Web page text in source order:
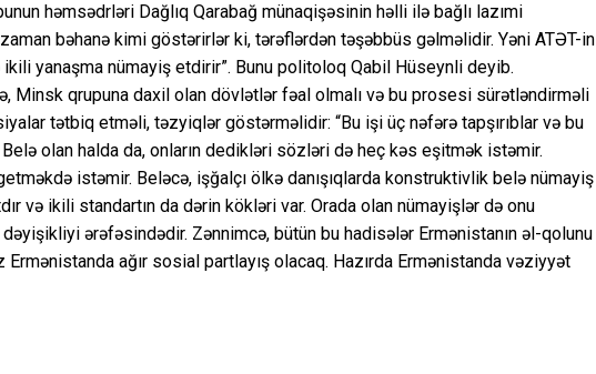
həmsədrləri Dağlıq Qarabağ münaqişəsinin həlli ilə bağlı lazımi
bəhanə kimi göstərirlər ki, tərəflərdən təşəbbüs gəlməlidir. Yəni ATƏT-in
yanaşma nümayiş etdirir”. Bunu politoloq Qabil Hüseynli deyib.
Minsk qrupuna daxil olan dövlətlər fəal olmalı və bu prosesi sürətləndirməli
tətbiq etməli, təzyiqlər göstərməlidir: “Bu işi üç nəfərə tapşırıblar və bu
olan halda da, onların dedikləri sözləri də heç kəs eşitmək istəmir.
istəmir. Beləcə, işğalçı ölkə danışıqlarda konstruktivlik belə nümayiş
və ikili standartın da dərin kökləri var. Orada olan nümayişlər də onu
ərəfəsindədir. Zənnimcə, bütün bu hadisələr Ermənistanın əl-qolunu
ağır sosial partlayış olacaq. Hazırda Ermənistanda vəziyyət